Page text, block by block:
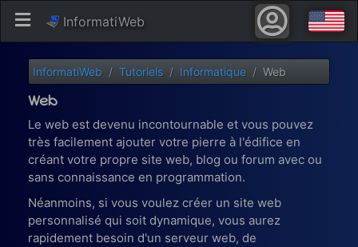
InformatiWeb
InformatiWeb Tutoriels Informatique Web
Web
Le web est devenu incontournable et vous pouvez
très facilement ajouter votre pierre à l'édifice en
créant votre propre site web, blog ou forum avec ou
sans connaissance en programmation.
Néanmoins, si vous voulez créer un site web
personnalisé qui soit dynamique, vous aurez
rapidement besoin d'un serveur web, de